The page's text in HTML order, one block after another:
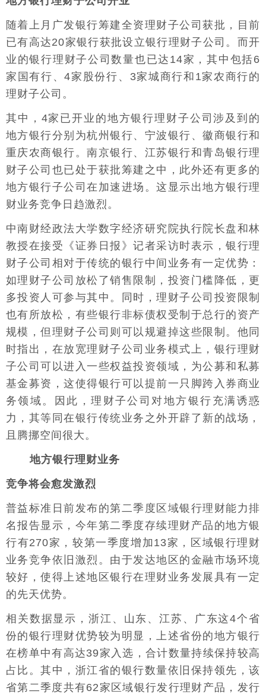
随着上月广发银行筹建全资理财子公司获批，目前
已有高达20家银行获批设立银行理财子公司。而开
业的银行理财子公司数量也已达14家，其中包括6
家国有行、4家股份行、3家城商行和1家农商行的
理财子公司。
其中，4家已开业的地方银行理财子公司涉及到的
地方银行分别为杭州银行、宁波银行、徽商银行和
重庆农商银行。南京银行、江苏银行和青岛银行理
财子公司也已处于获批筹建之中，此外还有更多的
地方银行子公司在加速进场。这显示出地方银行理
财业务竞争日趋激烈。
中南财经政法大学数字经济研究院执行院长盘和林
教授在接受《证券日报》记者采访时表示，银行理
财子公司相对于传统的银行中间业务有一定优势：
如理财子公司放松了销售限制，投资门槛降低，更
多投资人可参与其中。同时，理财子公司投资限制
也有所放松，有些银行非标债权受制于总行的资产
规模，但理财子公司则可以规避掉这些限制。他同
时指出，在放宽理财子公司业务模式上，银行理财
子公司可以进入一些权益投资领域，为公募和私募
基金募资，这使得银行可以提前一只脚跨入券商业
务领域。因此，理财子公司对地方银行充满诱惑
力，其等同在银行传统业务之外开辟了新的战场，
且腾挪空间很大。
地方银行理财业务
竞争将会愈发激烈
普益标准日前发布的第二季度区域银行理财能力排
名报告显示，今年第二季度存续理财产品的地方银
行有270家，较第一季度增加13家，区域银行理财
业务竞争依旧激烈。由于发达地区的金融市场环境
较好，使得上述地区银行在理财业务发展具有一定
的先天优势。
相关数据显示，浙江、山东、江苏、广东这4个省
份的银行理财优势较为明显，上述省份的地方银行
在榜单中有高达39家入选，合计数量持续保持较高
占比。其中，浙江省的银行数量依旧保持领先，该
省第二季度共有62家区域银行发行理财产品，发行